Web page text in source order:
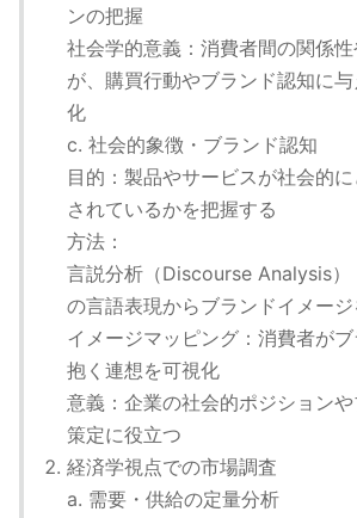
ンの把握
社会学的意義：消費者間の関係
が、購買行動やブランド認知に
化
c. 社会的象徴・ブランド認知
目的：製品やサービスが社会的
されているかを把握する
方法：
言説分析（Discourse Analysis）
の言語表現からブランドイメージ
イメージマッピング：消費者が
抱く連想を可視化
意義：企業の社会的ポジション
策定に役立つ
経済学視点での市場調査
a. 需要・供給の定量分析